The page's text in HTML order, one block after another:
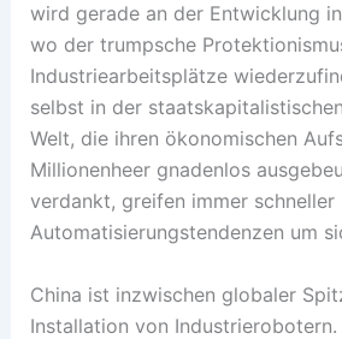
wird gerade an der Entwicklung
wo der trumpsche
Industriearbeitsplätze
selbst in der
Welt, die ihren ökonomischen
Millionenheer gnadenlos
verdankt, greifen immer schneller
Automatisierungstendenzen um
China ist inzwischen globaler
Installation von